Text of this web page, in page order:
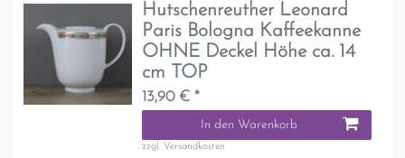
Hutschenreuther Leonard
Paris Bologna Kaffeekanne
OHNE Deckel Höhe ca. 14
cm TOP
13,90 € *
In den Warenkorb
zzgl. Versandkosten